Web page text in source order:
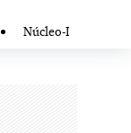
Núcleo-I